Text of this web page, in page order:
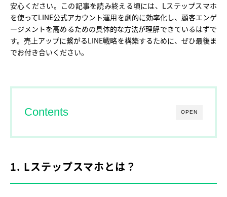
安心ください。この記事を読み終える頃には、Lステップスマホ
を使ってLINE公式アカウント運用を劇的に効率化し、顧客エンゲ
ージメントを高めるための具体的な方法が理解できているはずで
す。売上アップに繋がるLINE戦略を構築するために、ぜひ最後ま
でお付き合いください。
OPEN
Contents
1. Lステップスマホとは？